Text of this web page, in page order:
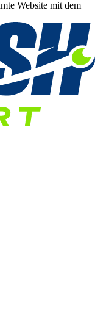
Website mit dem